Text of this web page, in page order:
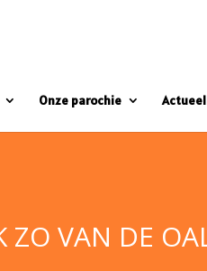
Onze parochie Actueel
VAN DE